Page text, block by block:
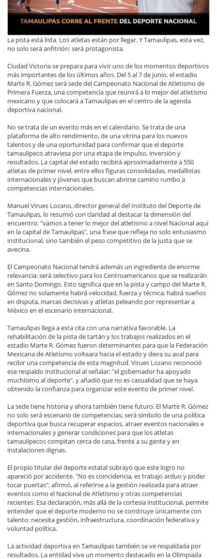
La pista está lista. Los atletas están por llegar. Y Tamaulipas, esta vez,
no solo será anfitrión: será protagonista.
Ciudad Victoria se prepara para vivir uno de los momentos deportivos
más importantes de los últimos años. Del 5 al 7 de junio, el estadio
Marte R. Gómez será sede del Campeonato Nacional de Atletismo de
Primera Fuerza, una competencia que reunirá a lo mejor del atletismo
mexicano y que colocará a Tamaulipas en el centro de la agenda
deportiva nacional.
No se trata de un evento más en el calendario. Se trata de una
plataforma de alto rendimiento, de una vitrina para los nuevos
talentos y de una oportunidad para confirmar que el deporte
tamaulipeco atraviesa por una etapa de impulso, inversión y
resultados. La capital del estado recibirá aproximadamente a 550
atletas de primer nivel, entre ellos figuras consolidadas, medallistas
internacionales y jóvenes que buscan abrirse camino rumbo a
competencias internacionales.
Manuel Virues Lozano, director general del Instituto del Deporte de
Tamaulipas, lo resumió con claridad al destacar la dimensión del
encuentro: "vamos a tener lo mejor del atletismo a nivel Nacional aquí
en la capital de Tamaulipas", una frase que refleja no solo entusiasmo
institucional, sino también el peso competitivo de la justa que se
avecina.
El Campeonato Nacional tendrá además un ingrediente de enorme
relevancia: será selectivo para los Centroamericanos que se realizarán
en Santo Domingo. Esto significa que en la pista y campo del Marte R.
Gómez no solamente habrá velocidad, fuerza y técnica; habrá sueños
en disputa, marcas decisivas y atletas peleando por representar a
México en el escenario internacional.
Tamaulipas llega a esta cita con una narrativa favorable. La
rehabilitación de la pista de tartán y los trabajos realizados en el
estadio Marte R. Gómez fueron determinantes para que la Federación
Mexicana de Atletismo volteara hacia el estado y diera su aval para
recibir una competencia de esta magnitud. Virues Lozano reconoció
ese respaldo institucional al señalar: "el gobernador ha apoyado
muchísimo al deporte", y añadió que no es casualidad que se haya
obtenido la confianza para organizar este evento de primer nivel.
La sede tiene historia y ahora también tiene futuro. El Marte R. Gómez
no solo será escenario de competencias; será símbolo de una política
deportiva que busca recuperar espacios, atraer eventos nacionales e
internacionales y generar condiciones para que los atletas
tamaulipecos compitan cerca de casa, frente a su gente y en
instalaciones dignas.
El propio titular del deporte estatal subrayó que este logro no
apareció por accidente. "No es coincidencia, es trabajo arduo y poder
tocar puertas", afirmó, al referirse a la gestión realizada para atraer
eventos como el Nacional de Atletismo y otras competencias
recientes. Esa declaración, más allá de la cortesía institucional, permite
entender que el deporte moderno no se construye únicamente con
talento: necesita gestión, infraestructura, coordinación federativa y
voluntad política.
La actividad deportiva en Tamaulipas también se ve respaldada por
resultados. La entidad vive un momento destacado en la Olimpiada